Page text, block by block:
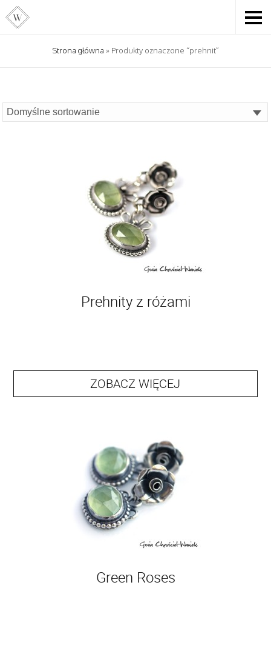
Strona główna » Produkty oznaczone “prehnit”
Prehnity z różami
ZOBACZ WIĘCEJ
Green Roses